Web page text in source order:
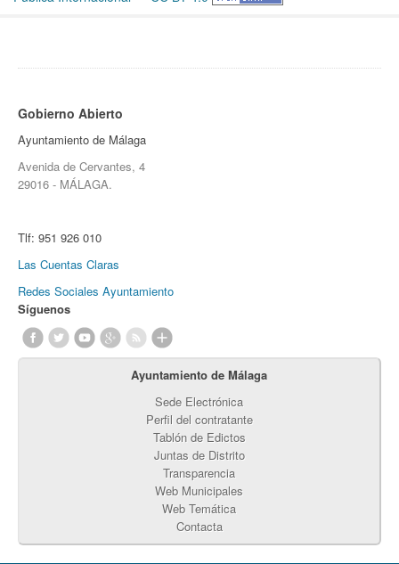
Gobierno Abierto
Ayuntamiento de Málaga
Avenida de Cervantes, 4
29016 - MÁLAGA.
Tlf: 951 926 010
Las Cuentas Claras
Redes Sociales Ayuntamiento
Síguenos
Ayuntamiento de Málaga
Sede Electrónica
Perfil del contratante
Tablón de Edictos
Juntas de Distrito
Transparencia
Web Municipales
Web Temática
Contacta